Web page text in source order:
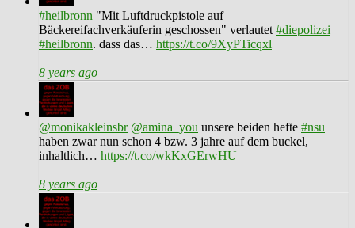
#heilbronn "Mit Luftdruckpistole auf
Bäckereifachverkäuferin geschossen" verlautet #diepolizei
#heilbronn. dass das… https://t.co/9XyPTicqxl
8 years ago
@monikakleinsbr @amina_you unsere beiden hefte #nsu
haben zwar nun schon 4 bzw. 3 jahre auf dem buckel,
inhaltlich… https://t.co/wkKxGErwHU
8 years ago